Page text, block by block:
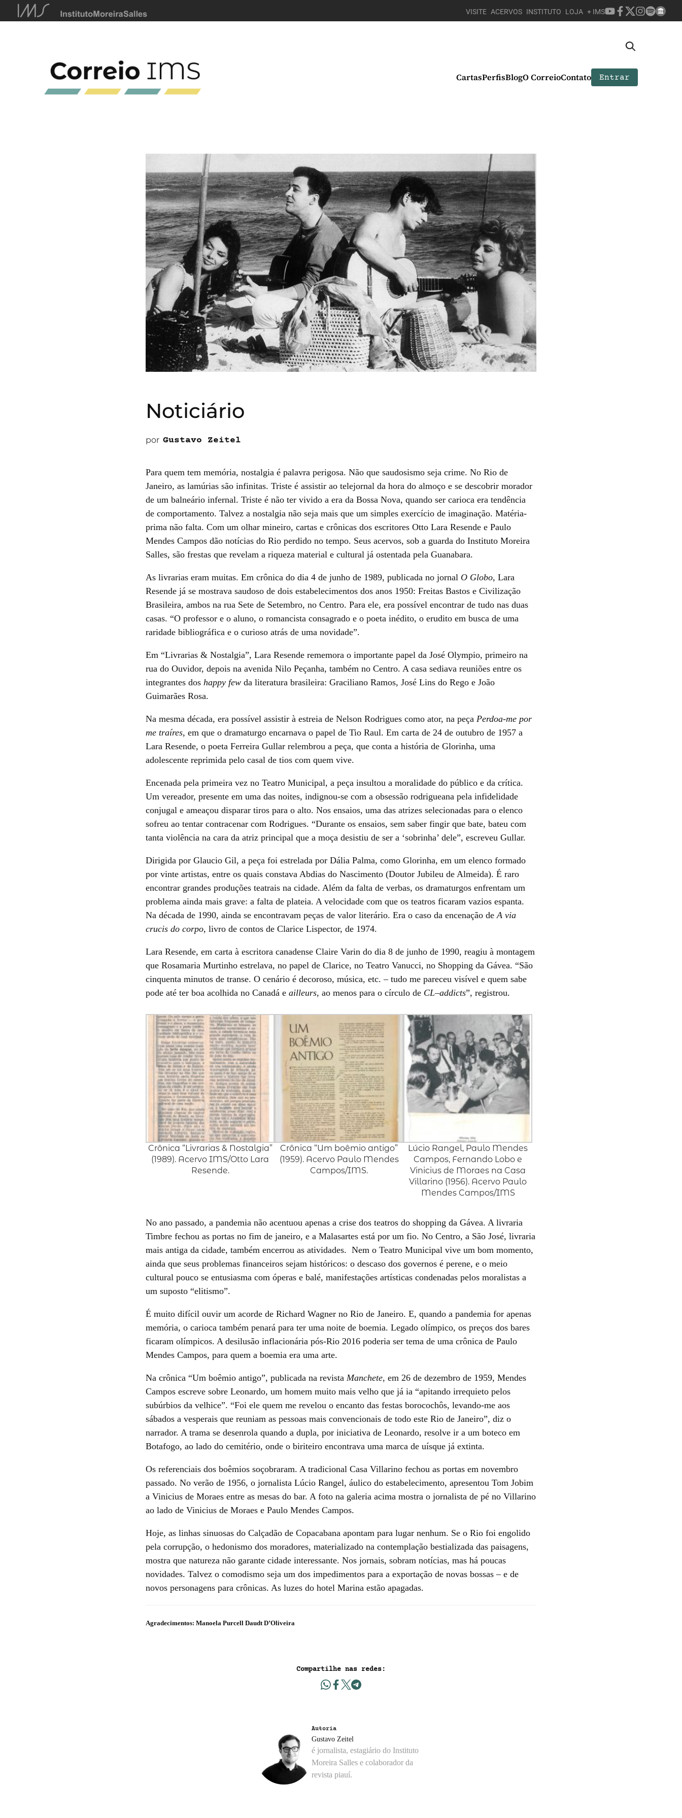
VISITE ACERVOS INSTITUTO LOJA + IMS
CartasPerfisBlogO CorreioContato Entrar
Noticiário
por Gustavo Zeitel
Para quem tem memória, nostalgia é palavra perigosa. Não que saudosismo seja crime. No Rio de
Janeiro, as lamúrias são infinitas. Triste é assistir ao telejornal da hora do almoço e se descobrir morador
de um balneário infernal. Triste é não ter vivido a era da Bossa Nova, quando ser carioca era tendência
de comportamento. Talvez a nostalgia não seja mais que um simples exercício de imaginação. Matéria-
prima não falta. Com um olhar mineiro, cartas e crônicas dos escritores Otto Lara Resende e Paulo
Mendes Campos dão notícias do Rio perdido no tempo. Seus acervos, sob a guarda do Instituto Moreira
Salles, são frestas que revelam a riqueza material e cultural já ostentada pela Guanabara.
As livrarias eram muitas. Em crônica do dia 4 de junho de 1989, publicada no jornal O Globo, Lara
Resende já se mostrava saudoso de dois estabelecimentos dos anos 1950: Freitas Bastos e Civilização
Brasileira, ambos na rua Sete de Setembro, no Centro. Para ele, era possível encontrar de tudo nas duas
casas. “O professor e o aluno, o romancista consagrado e o poeta inédito, o erudito em busca de uma
raridade bibliográfica e o curioso atrás de uma novidade”.
Em “Livrarias & Nostalgia”, Lara Resende rememora o importante papel da José Olympio, primeiro na
rua do Ouvidor, depois na avenida Nilo Peçanha, também no Centro. A casa sediava reuniões entre os
integrantes dos happy few da literatura brasileira: Graciliano Ramos, José Lins do Rego e João
Guimarães Rosa.
Na mesma década, era possível assistir à estreia de Nelson Rodrigues como ator, na peça Perdoa-me por
me traíres, em que o dramaturgo encarnava o papel de Tio Raul. Em carta de 24 de outubro de 1957 a
Lara Resende, o poeta Ferreira Gullar relembrou a peça, que conta a história de Glorinha, uma
adolescente reprimida pelo casal de tios com quem vive.
Encenada pela primeira vez no Teatro Municipal, a peça insultou a moralidade do público e da crítica.
Um vereador, presente em uma das noites, indignou-se com a obsessão rodrigueana pela infidelidade
conjugal e ameaçou disparar tiros para o alto. Nos ensaios, uma das atrizes selecionadas para o elenco
sofreu ao tentar contracenar com Rodrigues. “Durante os ensaios, sem saber fingir que bate, bateu com
tanta violência na cara da atriz principal que a moça desistiu de ser a ‘sobrinha’ dele”, escreveu Gullar.
Dirigida por Glaucio Gil, a peça foi estrelada por Dália Palma, como Glorinha, em um elenco formado
por vinte artistas, entre os quais constava Abdias do Nascimento (Doutor Jubileu de Almeida). É raro
encontrar grandes produções teatrais na cidade. Além da falta de verbas, os dramaturgos enfrentam um
problema ainda mais grave: a falta de plateia. A velocidade com que os teatros ficaram vazios espanta.
Na década de 1990, ainda se encontravam peças de valor literário. Era o caso da encenação deA via
crucis do corpo, livro de contos de Clarice Lispector, de 1974.
Lara Resende, em carta à escritora canadense Claire Varin do dia 8 de junho de 1990, reagiu à montagem
que Rosamaria Murtinho estrelava, no papel de Clarice, no Teatro Vanucci, no Shopping da Gávea. “São
cinquenta minutos de transe. O cenário é decoroso, música, etc. – tudo me pareceu visível e quem sabe
pode até ter boa acolhida no Canadá e ailleurs, ao menos para o círculo de CL–addicts”, registrou.
Crônica “Livrarias & Nostalgia”
(1989). Acervo IMS/Otto Lara
Resende.
Crônica “Um boêmio antigo”
(1959). Acervo Paulo Mendes
Campos/IMS.
Lúcio Rangel, Paulo Mendes
Campos, Fernando Lobo e
Vinicius de Moraes na Casa
Villarino (1956). Acervo Paulo
Mendes Campos/IMS
No ano passado, a pandemia não acentuou apenas a crise dos teatros do shopping da Gávea. A livraria
Timbre fechou as portas no fim de janeiro, e a Malasartes está por um fio. No Centro, a São José, livraria
mais antiga da cidade, também encerrou as atividades. Nem o Teatro Municipal vive um bom momento,
ainda que seus problemas financeiros sejam históricos: o descaso dos governos é perene, e o meio
cultural pouco se entusiasma com óperas e balé, manifestações artísticas condenadas pelos moralistas a
um suposto “elitismo”.
É muito difícil ouvir um acorde de Richard Wagner no Rio de Janeiro. E, quando a pandemia for apenas
memória, o carioca também penará para ter uma noite de boemia. Legado olímpico, os preços dos bares
ficaram olímpicos. A desilusão inflacionária pós-Rio 2016 poderia ser tema de uma crônica de Paulo
Mendes Campos, para quem a boemia era uma arte.
Na crônica “Um boêmio antigo”, publicada na revista Manchete, em 26 de dezembro de 1959, Mendes
Campos escreve sobre Leonardo, um homem muito mais velho que já ia “apitando irrequieto pelos
subúrbios da velhice”. “Foi ele quem me revelou o encanto das festas borocochôs, levando-me aos
sábados a vesperais que reuniam as pessoas mais convencionais de todo este Rio de Janeiro”, diz o
narrador. A trama se desenrola quando a dupla, por iniciativa de Leonardo, resolve ir a um boteco em
Botafogo, ao lado do cemitério, onde o biriteiro encontrava uma marca de uísque já extinta.
Os referenciais dos boêmios soçobraram. A tradicional Casa Villarino fechou as portas em novembro
passado. No verão de 1956, o jornalista Lúcio Rangel, áulico do estabelecimento, apresentou Tom Jobim
a Vinicius de Moraes entre as mesas do bar. A foto na galeria acima mostra o jornalista de pé no Villarino
ao lado de Vinicius de Moraes e Paulo Mendes Campos.
Hoje, as linhas sinuosas do Calçadão de Copacabana apontam para lugar nenhum. Se o Rio foi engolido
pela corrupção, o hedonismo dos moradores, materializado na contemplação bestializada das paisagens,
mostra que natureza não garante cidade interessante. Nos jornais, sobram notícias, mas há poucas
novidades. Talvez o comodismo seja um dos impedimentos para a exportação de novas bossas – e de
novos personagens para crônicas. As luzes do hotel Marina estão apagadas.
Agradecimentos: Manoela Purcell Daudt D’Oliveira
Compartilhe nas redes:
Autoria
Gustavo Zeitel
é jornalista, estagiário do Instituto
Moreira Salles e colaborador da
revista piauí.